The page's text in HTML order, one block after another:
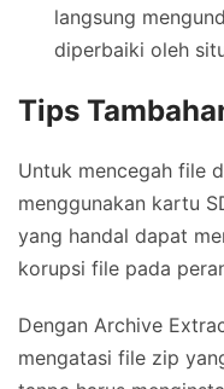
langsung
diperbaiki oleh
Tips
Untuk mencegah file
menggunakan kartu
yang handal dapat
korupsi file pada
Dengan Archive
mengatasi file zip